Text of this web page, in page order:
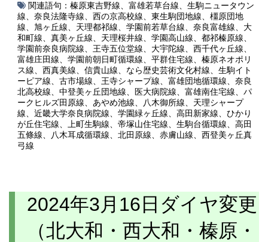
関連語句： 榛原東吉野線 富雄若草台線
生駒ニュータウン
線
奈良法隆寺線 西の京高校線 東生駒団地線
橿原団地
線
旭ヶ丘線 天理都祁線 学園前若草台線 奈良富雄線
大
和町線
真美ヶ丘線 天理桜井線 学園高山線 都祁榛原線
学園前奈良病院線
王寺五位堂線 大宇陀線 西千代ヶ丘線
富雄庄田線
学園前朝日町循環線 平群住宅線
榛原ネオポリ
ス線
西真美線 信貴山線 なら歴史芸術文化村線
生駒イト
ーピア線
古市場線 王寺シャープ線 富雄団地循環線
奈良
北高校線
中登美ヶ丘団地線 医大病院線 富雄南住宅線
パ
ークヒルズ田原線
あやめ池線 八木御所線
天理シャープ
線
近畿大学奈良病院線 学園緑ヶ丘線 高田新家線
ひかり
が丘住宅線
上町生駒線 帝塚山住宅線 生駒台循環線
高田
五條線
八木耳成循環線 北田原線 赤膚山線
西登美ヶ丘真
弓線
2024年3月16日ダイヤ変更
（北大和・西大和・榛原・